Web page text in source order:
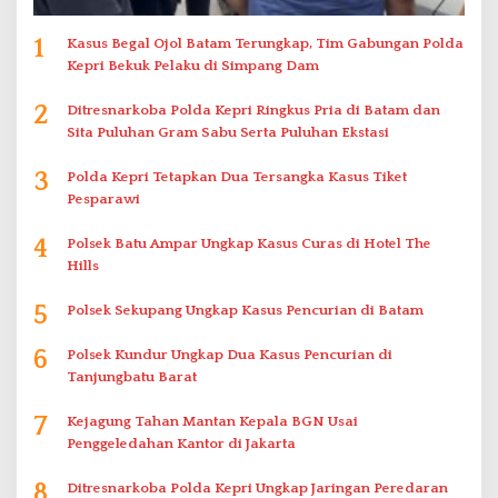
1
Kasus Begal Ojol Batam Terungkap, Tim Gabungan Polda
Kepri Bekuk Pelaku di Simpang Dam
2
Ditresnarkoba Polda Kepri Ringkus Pria di Batam dan
Sita Puluhan Gram Sabu Serta Puluhan Ekstasi
3
Polda Kepri Tetapkan Dua Tersangka Kasus Tiket
Pesparawi
4
Polsek Batu Ampar Ungkap Kasus Curas di Hotel The
Hills
5 Polsek Sekupang Ungkap Kasus Pencurian di Batam
6
Polsek Kundur Ungkap Dua Kasus Pencurian di
Tanjungbatu Barat
7
Kejagung Tahan Mantan Kepala BGN Usai
Penggeledahan Kantor di Jakarta
Ditresnarkoba Polda Kepri Ungkap Jaringan Peredaran